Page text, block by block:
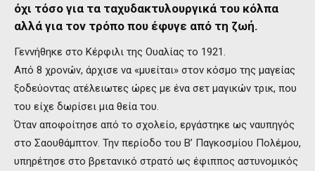
όχι τόσο για τα ταχυδακτυλουργικά του κόλπα
αλλά για τον τρόπο που έφυγε από τη ζωή.
Γεννήθηκε στο Κέρφιλι της Ουαλίας το 1921.
Από 8 χρονών, άρχισε να «μυείται» στον κόσμο της μαγείας
ξοδεύοντας ατέλειωτες ώρες με ένα σετ μαγικών τρικ, που
του είχε δωρίσει μια θεία του.
Όταν αποφοίτησε από το σχολείο, εργάστηκε ως ναυπηγός
στο Σαουθάμπτον. Την περίοδο του Β’ Παγκοσμίου Πολέμου,
υπηρέτησε στο βρετανικό στρατό ως έφιππος αστυνομικός